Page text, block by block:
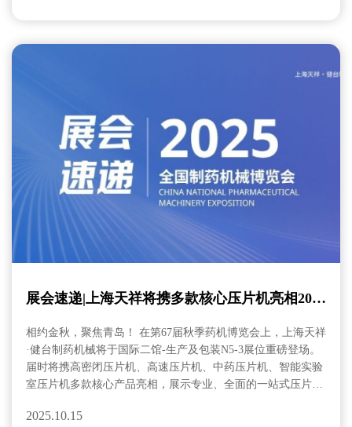
展会速递|上海天祥将携多款核心压片机亮相2025
相约金秋，聚焦青岛！ 在第67届秋季药机博览会上，上海天祥
·健台制药机械将于国际二馆-生产及包装N5-3展位重磅登场。
届时将携高密闭压片机、高速压片机、中药压片机、智能实验
室压片机多款核心产品亮相，展示专业、全面的一站式压片解
2025.10.15